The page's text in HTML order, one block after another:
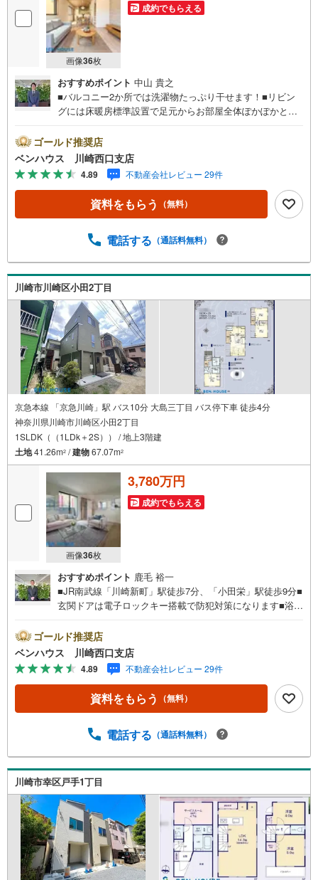
画像36枚
成約でもらえる
おすすめポイント 中山 貴之
■バルコニー2か所では洗濯物たっぷり干せます！■リビン
グには床暖房標準設置で足元からお部屋全体ぽかぽかと暖
器付きでお片付けラクラク ■ご見学をご希望のお客様、平
日・休日問わず ご対応させていただきます。■また、オン
ライン案内・相談などにも対応しております。 どうぞ
お気軽にご連絡下さい。その他にも・・・●「この物件以外
にも何件か一緒に物件を見てみたい」●「私はローンいくら
借りられるのだろう？」●「買替えなので、自宅がいくらで
かな？」●「頭金は、どれくらいないと買えないの？」●
宅購入はわからないことばかり・・・。ご安心ください!!お
力になれる事がございましたら、誠心誠意 お手伝いをさせ
ていただきます。【ベンハウス】にお任せ下さい！
ゴールド推奨店
ベンハウス 川崎西口支店
4.89 不動産会社レビュー 29件
資料をもらう （無料）
電話する （通話料無料）
川崎市川崎区小田2丁目
京急本線 「京急川崎」駅 バス10分 大島三丁目 バス停下車 徒歩4分
神奈川県川崎市川崎区小田2丁目
1SLDK（（1LDk＋2S）） / 地上3階建
土地41.26m2 /建物67.07m2
画像36枚
3,780万円
成約でもらえる
おすすめポイント 鹿毛 裕一
■JR南武線「川崎新町」駅徒歩7分、「小田栄」駅徒歩9分■
玄関ドアは電子ロックキー搭載で防犯対策になります■浴室
で風通し良好です ■ご見学をご希望のお客様、平日・休日
問わず ご対応させていただきます。■また、オンライン案
内・相談などにも対応しております。 どうぞ お気軽に
ご連絡下さい。その他にも・・・●「この物件以外にも何件
か一緒に物件を見てみたい」●「私はローンいくら借りられ
るのだろう？」●「買替えなので、自宅がいくらで売却でき
「頭金は、どれくらいないと買えないの？」●「自営業者は
らないことばかり・・・。ご安心ください!!お力になれる事
がございましたら、誠心誠意 お手伝いをさせていただきま
す。【ベンハウス】にお任せ下さい！
ゴールド推奨店
ベンハウス 川崎西口支店
4.89 不動産会社レビュー 29件
資料をもらう （無料）
電話する （通話料無料）
川崎市幸区戸手1丁目